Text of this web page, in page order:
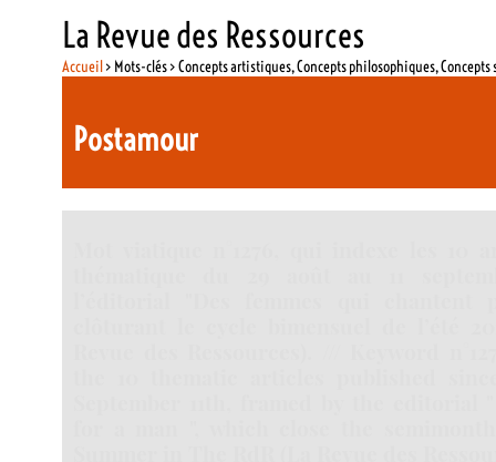
La Revue des Ressources
Accueil> Mots-clés > Concepts artistiques, Concepts philosophiques,
Postamour